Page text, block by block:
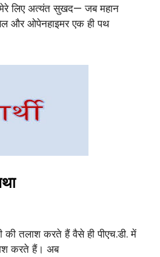
लिए अत्यंत सुखद— जब महान
और ओपेनहाइमर एक ही पथ
की तलाश करते हैं वैसे ही पीएच.डी. में
करते हैं। अब